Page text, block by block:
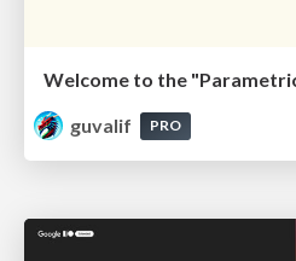
guvalif
PRO